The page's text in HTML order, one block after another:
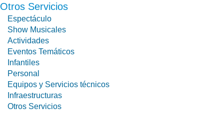
Otros Servicios
Espectáculo
Show Musicales
Actividades
Eventos Temáticos
Infantiles
Personal
Equipos y Servicios técnicos
Infraestructuras
Otros Servicios